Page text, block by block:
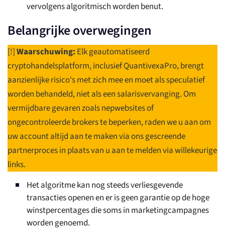
vervolgens algoritmisch worden benut.
Belangrijke overwegingen
[!]Waarschuwing: Elk geautomatiseerd
cryptohandelsplatform, inclusief QuantivexaPro, brengt
aanzienlijke risico's met zich mee en moet als speculatief
worden behandeld, niet als een salarisvervanging. Om
vermijdbare gevaren zoals nepwebsites of
ongecontroleerde brokers te beperken, raden we u aan om
uw account altijd aan te maken via ons gescreende
partnerproces in plaats van u aan te melden via willekeurige
links.
Het algoritme kan nog steeds verliesgevende
transacties openen en er is geen garantie op de hoge
winstpercentages die soms in marketingcampagnes
worden genoemd.